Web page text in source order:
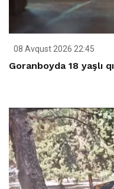
08 Avqust 2026 22:45
Goranboyda 18 yaşlı